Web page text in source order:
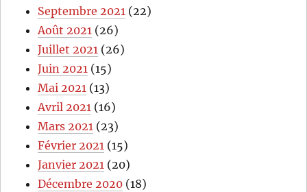
Septembre 2021 (22)
Août 2021 (26)
Juillet 2021 (26)
Juin 2021 (15)
Mai 2021 (13)
Avril 2021 (16)
Mars 2021 (23)
Février 2021 (15)
Janvier 2021 (20)
Décembre 2020 (18)